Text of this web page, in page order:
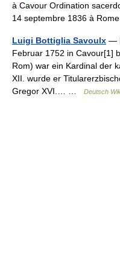
à Cavour Ordination
14 septembre 1836 à
Luigi Bottiglia Savoulx —
Februar 1752 in Cavour[1]
Rom) war ein Kardinal der
XII. wurde er
Gregor XVI.… …
Deutsch